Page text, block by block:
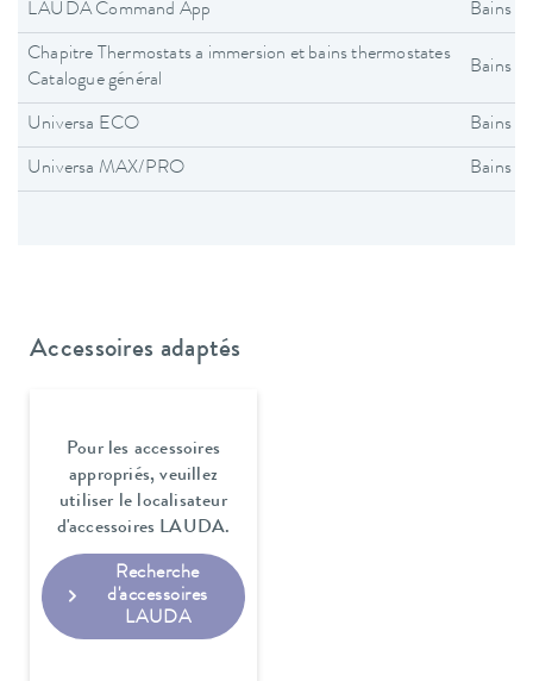
LAUDA Command App Bains
Chapitre Thermostats a immersion et bains thermostates
Catalogue général
Bains
Universa ECO Bains
Universa MAX/PRO Bains
Accessoires adaptés
Pour les accessoires
appropriés, veuillez
utiliser le localisateur
d'accessoires LAUDA.
Recherche
d'accessoires
LAUDA